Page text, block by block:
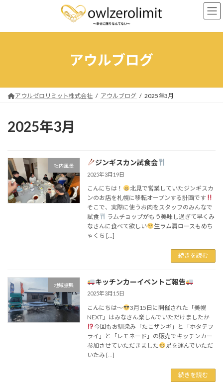
ン
ー
アウルブログ
アウルゼロリミット株式会社 アウルブログ 2025年3月
2025年3月
社内風景 ジンギスカン試食会
2025年3月19日
こんにちは！
北見で営業していたジンギスカ
ンのお店を札幌に移転オープンする計画です
そこで、実際に使うお肉をスタッフのみんなで
試食
ラムチョップがもう美味し過ぎて早くみ
なさんに食べて欲しい
生ラム肩ロースもめち
ゃくち […]
続きを読む
地域振興 キッチンカーイベントご報告
2025年3月15日
こんにちは〜
3月15日に開催された「美幌
NEXT」はみなさん楽しんでいただけましたか
今回もお馴染み「たこザンギ」と「ホタテフ
ライ」と「レモネード」の販売でキッチンカー
参加させていただきました
足を運んでいただ
いたみ […]
続きを読む